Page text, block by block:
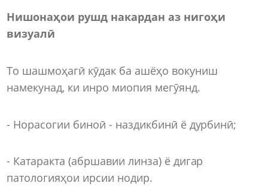
Нишонаҳои рушд накардан аз нигоҳи
визуалӣ
То шашмоҳагӣ кӯдак ба ашёҳо вокуниш
намекунад, ки инро миопия мегӯянд.
- Норасогии биноӣ - наздикбинӣ ё дурбинӣ;
- Катаракта (абршавии линза) ё дигар
патологияҳои ирсии нодир.